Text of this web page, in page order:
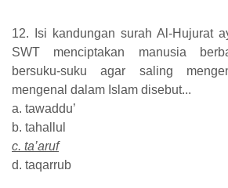
12. Isi kandungan surah Al-Hujurat
SWT menciptakan manusia
bersuku-suku agar saling
mengenal dalam Islam disebut...
a. tawaddu’
b. tahallul
c. ta’aruf
d. taqarrub